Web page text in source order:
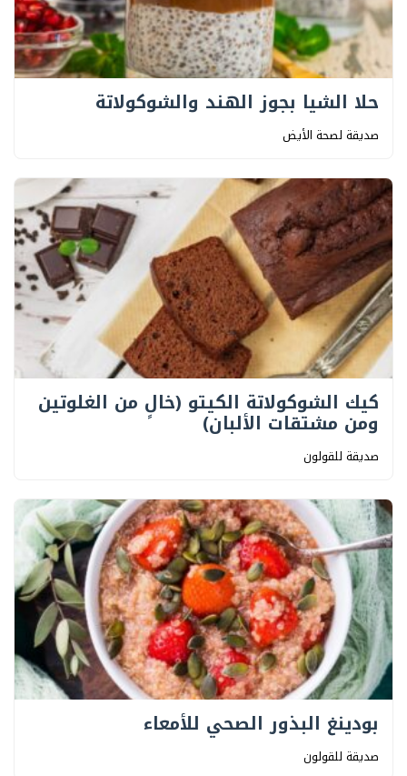
حلا الشيا بجوز الهند والشوكولاتة
صديقة لصحة الأيض
كيك الشوكولاتة الكيتو (خالٍ من الغلوتين
ومن مشتقات الألبان)
صديقة للقولون
بودينغ البذور الصحي للأمعاء
صديقة للقولون